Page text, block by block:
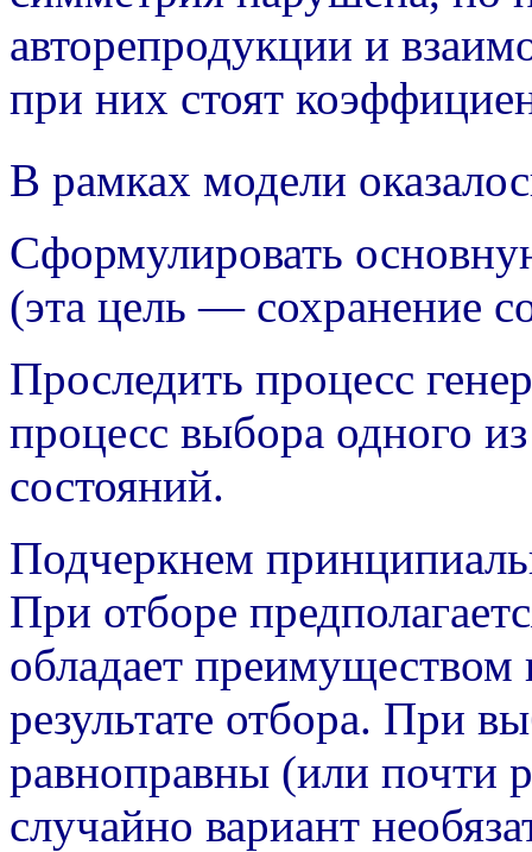
авторепродукции и
при них стоят
В рамках модели
Сформулировать
(эта цель — сохранение
Проследить процесс
процесс выбора одного
состояний.
Подчеркнем
При отборе
обладает преимуществом
результате отбора. При
равноправны (или почти
случайно вариант